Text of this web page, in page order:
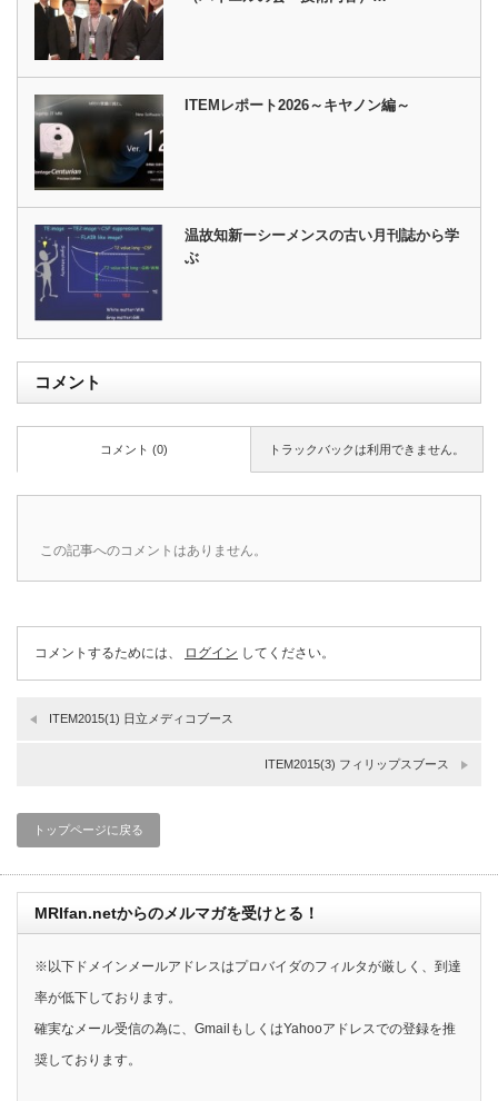
ITEMレポート2026～キヤノン編～
温故知新ーシーメンスの古い月刊誌から学
ぶ
コメント
トラックバックは利用できません。
コメント (0)
この記事へのコメントはありません。
コメントするためには、 ログイン してください。
ITEM2015(1) 日立メディコブース
ITEM2015(3) フィリップスブース
トップページに戻る
MRIfan.netからのメルマガを受けとる！
※以下ドメインメールアドレスはプロバイダのフィルタが厳しく、到達
率が低下しております。
確実なメール受信の為に、GmailもしくはYahooアドレスでの登録を推
奨しております。